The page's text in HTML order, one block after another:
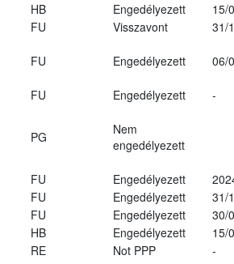
HB Engedélyezett
15/
FU Visszavont
31/
FU Engedélyezett 06/
FU Engedélyezett
-
PG
Nem
engedélyezett
FU Engedélyezett
FU Engedélyezett
31/
FU Engedélyezett
30/
HB Engedélyezett
15/
RE Not PPP
-